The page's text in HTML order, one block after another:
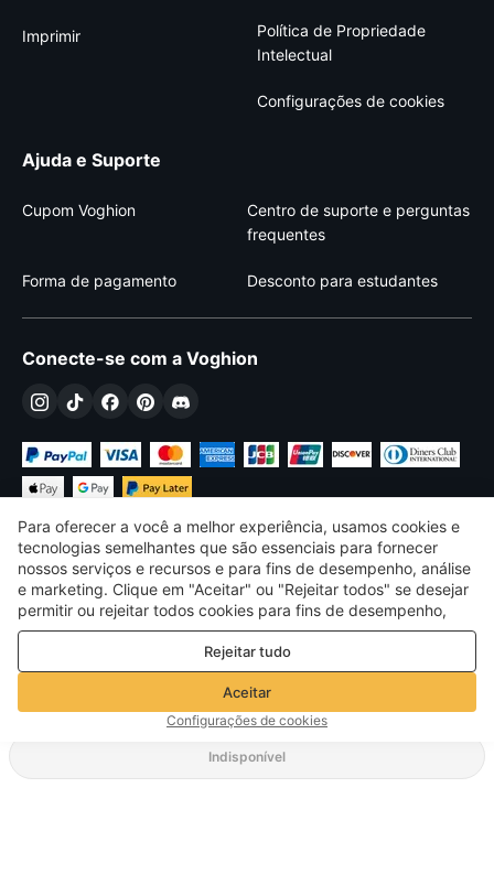
Indisponível
Imprimir
Política de Propriedade
Intelectual
Configurações de cookies
Ajuda e Suporte
Cupom Voghion
Centro de suporte e perguntas
frequentes
Forma de pagamento Desconto para estudantes
Conecte-se com a Voghion
€ EUR Portugal
©2026 Voghion
termos e Condições
Política de privacidade e cookies
Diretrizes da Comunidade
Para oferecer a você a melhor experiência, usamos cookies e
tecnologias semelhantes que são essenciais para fornecer
nossos serviços e recursos e para fins de desempenho, análise
e marketing. Clique em "Aceitar" ou "Rejeitar todos" se desejar
permitir ou rejeitar todos cookies para fins de desempenho,
análise e marketing. Para mais detalhes, consulte nossoPolítica
Rejeitar tudo
Aceitar
Configurações de cookies